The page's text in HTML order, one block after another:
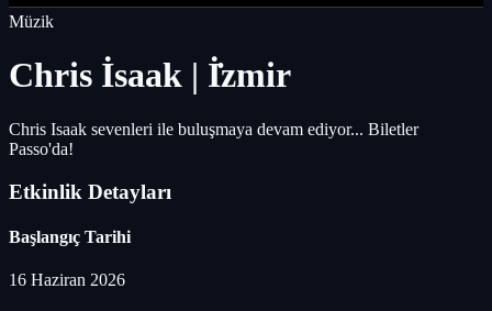
Müzik
Chris İsaak | İ̇zmir
Chris Isaak sevenleri ile buluşmaya devam ediyor... Biletler
Passo'da!
Etkinlik Detayları
Başlangıç Tarihi
16 Haziran 2026